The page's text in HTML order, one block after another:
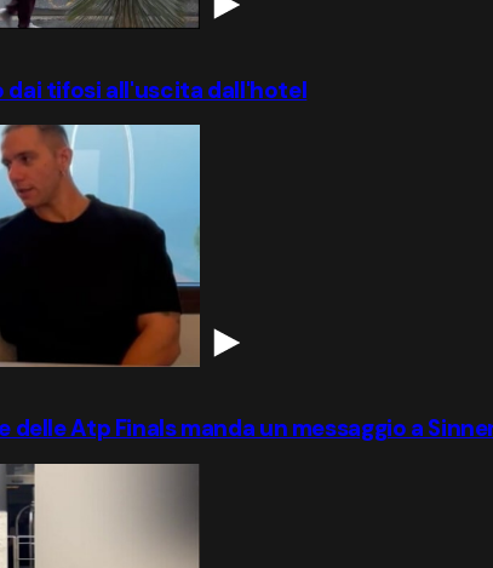
dai tifosi all'uscita dall'hotel
delle Atp Finals manda un messaggio a